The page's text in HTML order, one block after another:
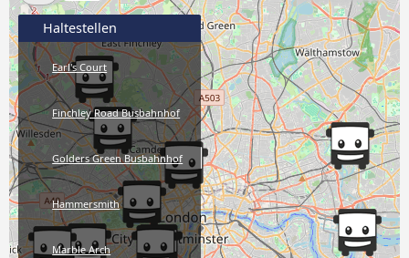
Haltestellen
Earl's Court
Finchley Road Busbahnhof
Golders Green Busbahnhof
Hammersmith
Marble Arch